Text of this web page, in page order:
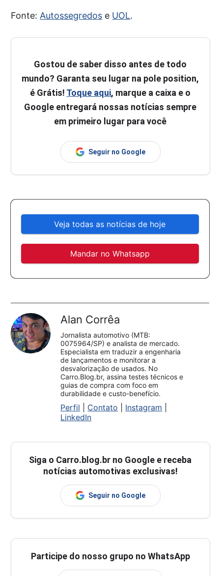
Fonte:Autossegredos e UOL.
Gostou de saber disso antes de todo
mundo? Garanta seu lugar na pole position,
é Grátis! Toque aqui, marque a caixa e o
Google entregará nossas notícias sempre
em primeiro lugar para você
Seguir no Google
Veja todas as notícias de hoje
Mandar no Whatsapp
Alan Corrêa
Jornalista automotivo (MTB:
0075964/SP) e analista de mercado.
Especialista em traduzir a engenharia
de lançamentos e monitorar a
desvalorização de usados. No
Carro.Blog.br, assina testes técnicos e
guias de compra com foco em
durabilidade e custo-benefício.
Perfil Contato Instagram
LinkedIn
Siga o Carro.blog.br no Google e receba
notícias automotivas exclusivas!
Seguir no Google
Participe do nosso grupo no WhatsApp